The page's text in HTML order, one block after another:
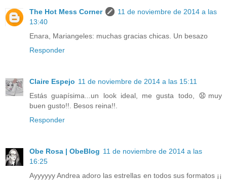
The Hot Mess Corner
11 de noviembre de 2014 a las
13:40
Enara, Mariangeles: muchas gracias chicas. Un besazo
Responder
Claire Espejo 11 de noviembre de 2014 a las 15:11
Estás guapísima...un look ideal, me gusta todo, 😧muy
buen gusto!!. Besos reina!!.
Responder
Obe Rosa | ObeBlog 11 de noviembre de 2014 a las
16:25
Ayyyyyy Andrea adoro las estrellas en todos sus formatos ¡¡